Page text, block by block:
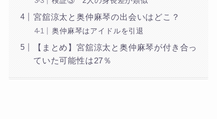
宮舘涼太と奥仲麻琴の出会いはどこ？
奥仲麻琴はアイドルを引退
【まとめ】宮舘涼太と奥仲麻琴が付き合っ
ていた可能性は27％